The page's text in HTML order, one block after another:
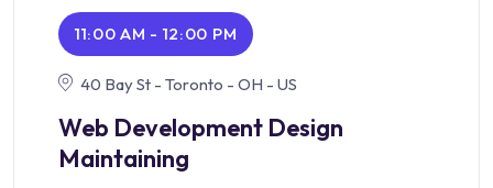
11:00 AM - 12:00 PM
40 Bay St - Toronto - OH - US
Web Development Design
Maintaining